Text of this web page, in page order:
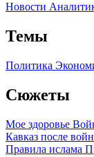
Новости
Темы
Политика
Сюжеты
Мое здоровье
Кавказ после
Правила ислама